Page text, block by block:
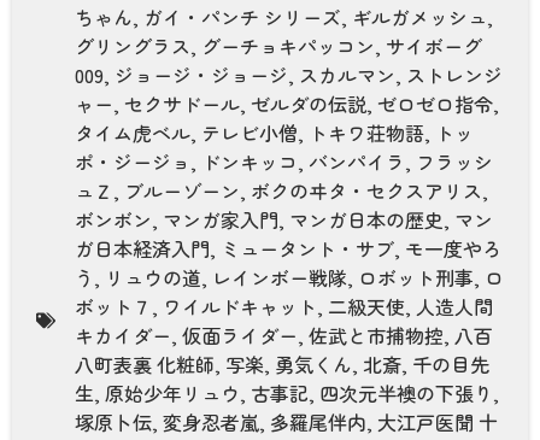
ちゃん, ガイ・パンチ シリーズ, ギルガメッシュ,
グリングラス, グーチョキパッコン, サイボーグ
009, ジョージ・ジョージ, スカルマン, ストレンジ
ャー, セクサドール, ゼルダの伝説, ゼロゼロ指令,
タイム虎ベル, テレビ小僧, トキワ荘物語, トッ
ポ・ジージョ , ドンキッコ, バンパイラ, フラッシ
ュＺ , ブルーゾーン, ボクのヰタ・セクスアリス,
ボンボン, マンガ家入門, マンガ日本の歴史, マン
ガ日本経済入門, ミュータント・サブ, モ一度やろ
う , リュウの道, レインボー戦隊, ロボット刑事, ロ
ボット７ , ワイルドキャット, 二級天使, 人造人間
キカイダー, 仮面ライダー, 佐武と市捕物控, 八百
八町表裏 化粧師, 写楽, 勇気くん, 北斎, 千の目先
生, 原始少年リュウ, 古事記, 四次元半襖の下張り ,
塚原卜伝, 変身忍者嵐, 多羅尾伴内, 大江戸医聞 十